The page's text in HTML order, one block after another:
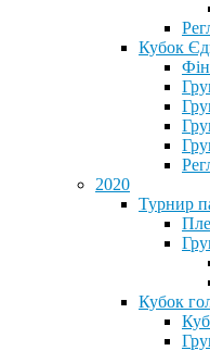
Кубок
2020
Турнир
Кубок